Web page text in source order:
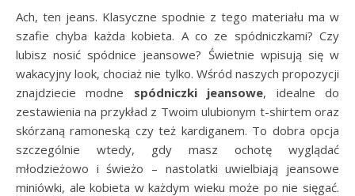
Ach, ten jeans. Klasyczne spodnie z tego materiału ma w
szafie chyba każda kobieta. A co ze spódniczkami? Czy
lubisz nosić spódnice jeansowe? Świetnie wpisują się w
wakacyjny look, chociaż nie tylko. Wśród naszych propozycji
znajdziecie modne spódniczki jeansowe, idealne do
zestawienia na przykład z Twoim ulubionym t-shirtem oraz
skórzaną ramoneską czy też kardiganem. To dobra opcja
szczególnie wtedy, gdy masz ochotę wyglądać
młodzieżowo i świeżo – nastolatki uwielbiają jeansowe
miniówki, ale kobieta w każdym wieku może po nie sięgać.